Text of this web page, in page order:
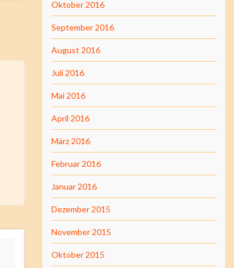
Oktober 2016
September 2016
August 2016
Juli 2016
Mai 2016
April 2016
März 2016
Februar 2016
Januar 2016
Dezember 2015
November 2015
Oktober 2015